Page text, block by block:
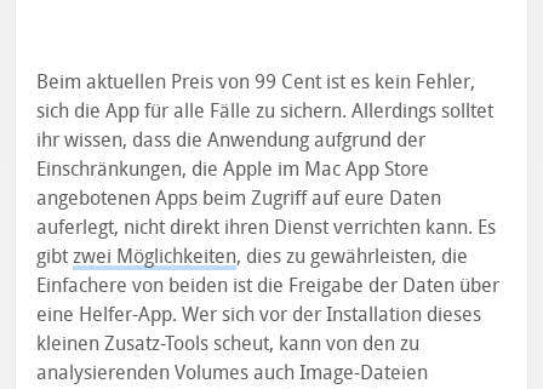
Beim aktuellen Preis von 99 Cent ist es kein Fehler,
sich die App für alle Fälle zu sichern. Allerdings solltet
ihr wissen, dass die Anwendung aufgrund der
Einschränkungen, die Apple im Mac App Store
angebotenen Apps beim Zugriff auf eure Daten
auferlegt, nicht direkt ihren Dienst verrichten kann. Es
gibtzwei Möglichkeiten, dies zu gewährleisten, die
Einfachere von beiden ist die Freigabe der Daten über
eine Helfer-App. Wer sich vor der Installation dieses
kleinen Zusatz-Tools scheut, kann von den zu
analysierenden Volumes auch Image-Dateien